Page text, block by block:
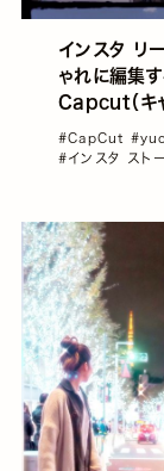
インスタ リ
ゃれに編集す
Capcut（キ
ト）で流行り
文字をつく
#CapCut
#インスタ スト